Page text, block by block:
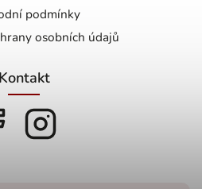
podmínky
osobních údajů
Kontakt